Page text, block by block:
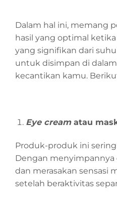
Dalam hal ini, memang
hasil yang optimal
yang signifikan dari
untuk disimpan di
kecantikan kamu.
Eye creamatau
Produk-produk ini
Dengan
dan merasakan sensasi
setelah beraktivitas